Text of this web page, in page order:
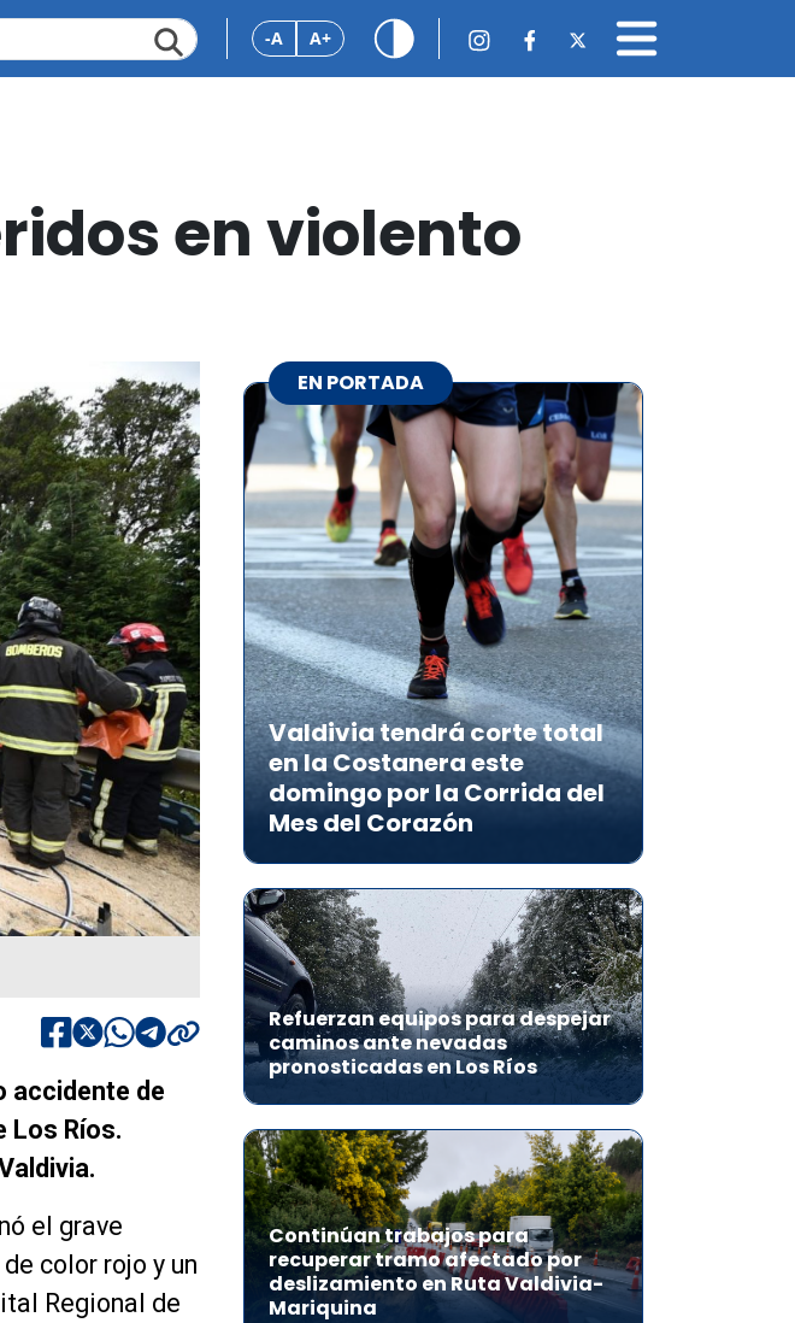
-A A+
en violento
accidente de
Los Ríos.
el grave
color rojo y un
Regional de
EN PORTADA
Valdivia tendrá corte total
en la Costanera este
domingo por la Corrida del
Mes del Corazón
Refuerzan equipos para despejar
caminos ante nevadas
pronosticadas en Los Ríos
Continúan trabajos para
recuperar tramo afectado por
deslizamiento en Ruta Valdivia-
Mariquina